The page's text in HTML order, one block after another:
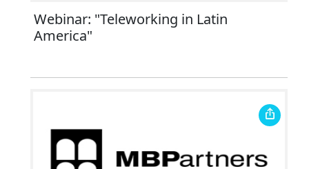
Webinar: "Teleworking in Latin
America"